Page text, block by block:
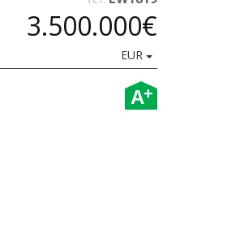
3.500.000€
EUR
A+